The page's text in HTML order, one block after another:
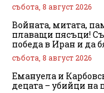
събота, 8 август 2026
Войната, митата,
плаващи пясъци!
победа в Иран и да
събота, 8 август 2026
Емануела и
децата – убийци на